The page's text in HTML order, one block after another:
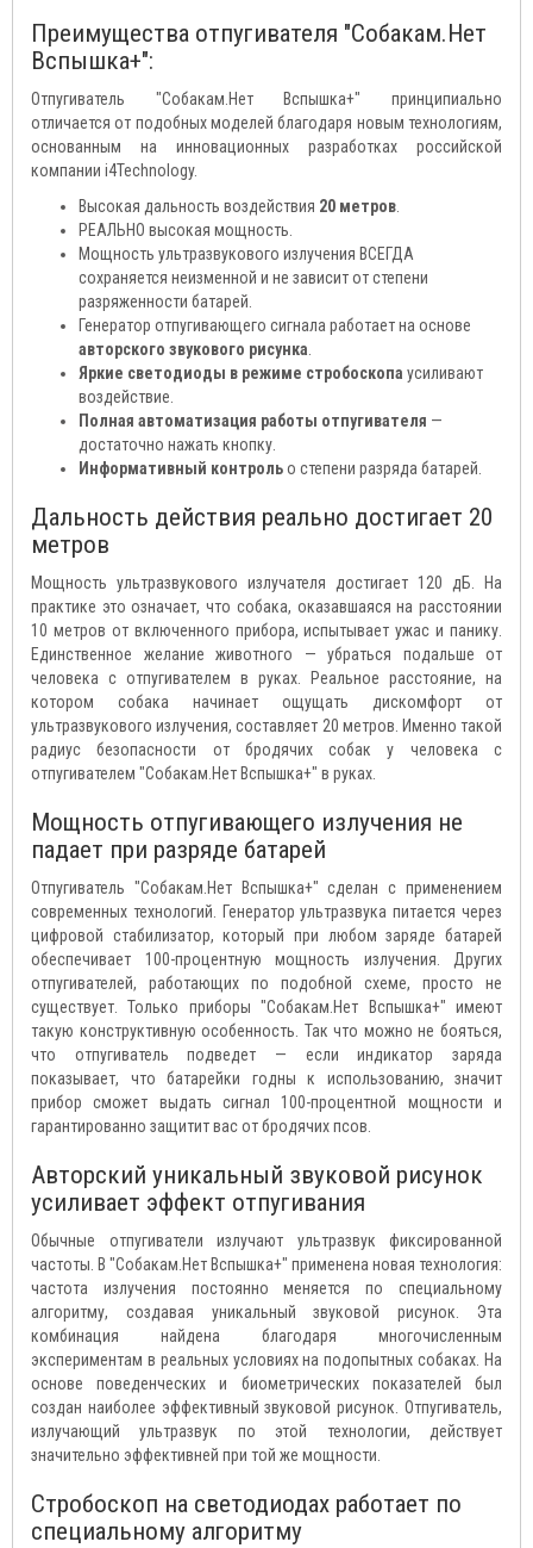
Преимущества отпугивателя "Собакам.Нет
Вспышка+":
Отпугиватель "Собакам.Нет Вспышка+" принципиально
отличается от подобных моделей благодаря новым технологиям,
основанным на инновационных разработках российской
компании i4Technology.
Высокая дальность воздействия 20 метров.
РЕАЛЬНО высокая мощность.
Мощность ультразвукового излучения ВСЕГДА
сохраняется неизменной и не зависит от степени
разряженности батарей.
Генератор отпугивающего сигнала работает на основе
авторского звукового рисунка.
Яркие светодиоды в режиме стробоскопа усиливают
воздействие.
Полная автоматизация работы отпугивателя —
достаточно нажать кнопку.
Информативный контрольо степени разряда батарей.
Дальность действия реально достигает 20
метров
Мощность ультразвукового излучателя достигает 120 дБ. На
практике это означает, что собака, оказавшаяся на расстоянии
10 метров от включенного прибора, испытывает ужас и панику.
Единственное желание животного — убраться подальше от
человека с отпугивателем в руках. Реальное расстояние, на
котором собака начинает ощущать дискомфорт от
ультразвукового излучения, составляет 20 метров. Именно такой
радиус безопасности от бродячих собак у человека с
отпугивателем "Собакам.Нет Вспышка+" в руках.
Мощность отпугивающего излучения не
падает при разряде батарей
Отпугиватель "Собакам.Нет Вспышка+" сделан с применением
современных технологий. Генератор ультразвука питается через
цифровой стабилизатор, который при любом заряде батарей
обеспечивает 100-процентную мощность излучения. Других
отпугивателей, работающих по подобной схеме, просто не
существует. Только приборы "Собакам.Нет Вспышка+" имеют
такую конструктивную особенность. Так что можно не бояться,
что отпугиватель подведет — если индикатор заряда
показывает, что батарейки годны к использованию, значит
прибор сможет выдать сигнал 100-процентной мощности и
гарантированно защитит вас от бродячих псов.
Авторский уникальный звуковой рисунок
усиливает эффект отпугивания
Обычные отпугиватели излучают ультразвук фиксированной
частоты. В "Собакам.Нет Вспышка+" применена новая технология:
частота излучения постоянно меняется по специальному
алгоритму, создавая уникальный звуковой рисунок. Эта
комбинация найдена благодаря многочисленным
экспериментам в реальных условиях на подопытных собаках. На
основе поведенческих и биометрических показателей был
создан наиболее эффективный звуковой рисунок. Отпугиватель,
излучающий ультразвук по этой технологии, действует
значительно эффективней при той же мощности.
Стробоскоп на светодиодах работает по
специальному алгоритму